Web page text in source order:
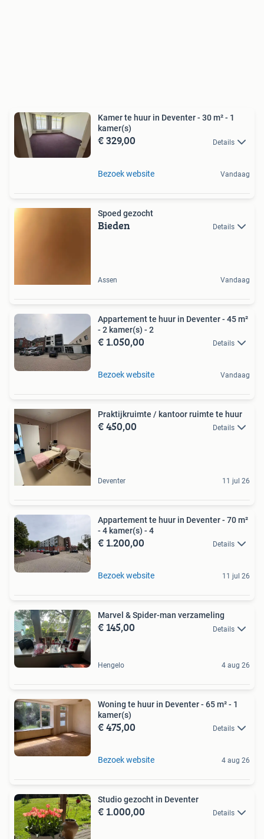
Kamer te huur in Deventer - 30 m² - 1
kamer(s)
€ 329,00 Details
Bezoek website Vandaag
Spoed gezocht
Bieden Details
Assen Vandaag
Appartement te huur in Deventer - 45 m²
- 2 kamer(s) - 2
€ 1.050,00 Details
Bezoek website Vandaag
Praktijkruimte / kantoor ruimte te huur
€ 450,00 Details
Deventer 11 jul 26
Appartement te huur in Deventer - 70 m²
- 4 kamer(s) - 4
€ 1.200,00 Details
Bezoek website 11 jul 26
Marvel & Spider-man verzameling
€ 145,00 Details
Hengelo 4 aug 26
Woning te huur in Deventer - 65 m² - 1
kamer(s)
€ 475,00 Details
Bezoek website 4 aug 26
Studio gezocht in Deventer
€ 1.000,00 Details